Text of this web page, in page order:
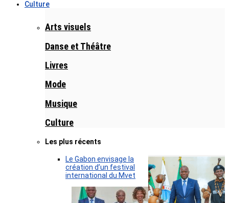
Culture
Arts visuels
Danse et Théâtre
Livres
Mode
Musique
Culture
Les plus récents
Le Gabon envisage la
création d’un festival
international du Mvet